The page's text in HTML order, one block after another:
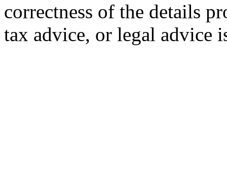
correctness of the details
tax advice, or legal advice